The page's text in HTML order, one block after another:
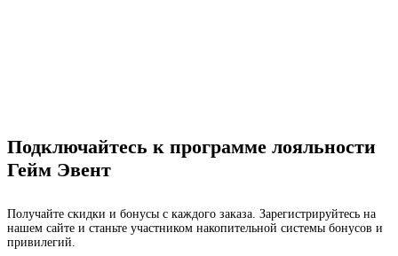
Подключайтесь к программе лояльности
Гейм Эвент
Получайте скидки и бонусы с каждого заказа. Зарегистрируйтесь на
нашем сайте и станьте участником накопительной системы бонусов и
привилегий.